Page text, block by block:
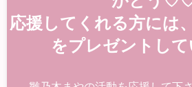
応援してくれる方には
をプレゼントして